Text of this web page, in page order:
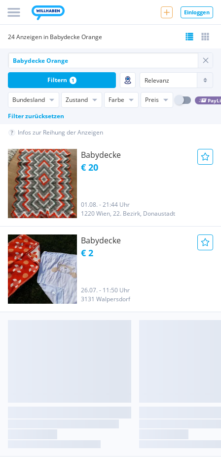
Einloggen
24 Anzeigen in Babydecke Orange
Bundesland Zustand Farbe Preis
Filter zurücksetzen
Filtern 1
Infos zur Reihung der Anzeigen
Babydecke
€ 20
01.08. - 21:44 Uhr
1220 Wien, 22. Bezirk, Donaustadt
Babydecke
€ 2
26.07. - 11:50 Uhr
3131 Walpersdorf